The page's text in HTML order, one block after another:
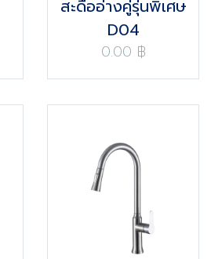
สะดืออ่างคู่รุ่นพิเศษ
D04
0.00 ฿